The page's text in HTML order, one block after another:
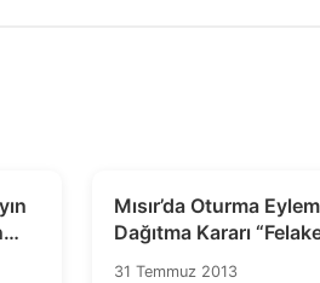
Mısır’da Oturma
Dağıtma Kararı
Davetiye” Çıkarıyor
31 Temmuz 2013